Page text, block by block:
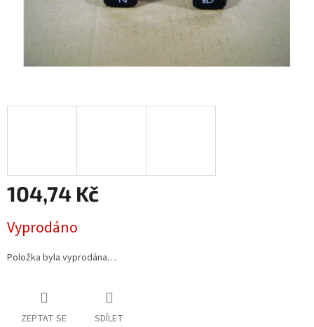
104,74 Kč
cena:
Vyprodáno
Položka byla vyprodána…
ZEPTAT SE SDÍLET